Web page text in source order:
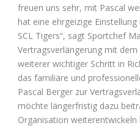
freuen uns sehr, mit Pascal
hat eine ehrgeizige
SCL Tigers“, sagt Sportchef
Vertragsverlängerung mit
weiterer wichtiger Schritt in
das familiäre und
Pascal Berger zur
möchte längerfristig dazu
Organisation weiterentwickeln